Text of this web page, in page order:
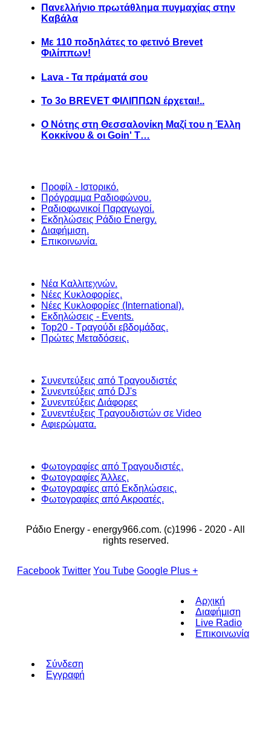
Πανελλήνιο πρωτάθλημα πυγμαχίας στην
Καβάλα
Με 110 ποδηλάτες το φετινό Brevet
Φιλίππων!
Lava - Τα πράματά σου
Το 3ο BREVET ΦΙΛΙΠΠΩΝ έρχεται!..
Ο Νότης στη Θεσσαλονίκη Μαζί του η Έλλη
Κοκκίνου & οι Goin' T…
Προφίλ - Ιστορικό.
Πρόγραμμα Ραδιοφώνου.
Ραδιοφωνικοί Παραγωγοί.
Εκδηλώσεις Ράδιο Energy.
Διαφήμιση.
Επικοινωνία.
Νέα Καλλιτεχνών.
Νέες Κυκλοφορίες.
Νέες Κυκλοφορίες (International).
Εκδηλώσεις - Events.
Top20 - Τραγούδι εβδομάδας.
Πρώτες Μεταδόσεις.
Συνεντεύξεις από Τραγουδιστές
Συνεντεύξεις από DJ's
Συνεντεύξεις Διάφορες
Συνεντέυξεις Τραγουδιστών σε Video
Αφιερώματα.
Φωτογραφίες από Τραγουδιστές.
Φωτογραφίες Άλλες.
Φωτογραφίες από Εκδηλώσεις.
Φωτογραφίες από Ακροατές.
Ράδιο Energy - energy966.com. (c)1996 - 2020 - All
rights reserved.
Facebook Twitter You Tube Google Plus +
Αρχική
Διαφήμιση
Live Radio
Επικοινωνία
Σύνδεση
Εγγραφή